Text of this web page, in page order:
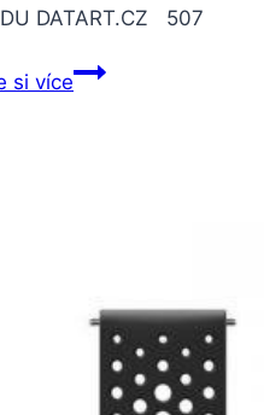
DATART.CZ 507
si víceApple
M/L
(MV862ZM/A)